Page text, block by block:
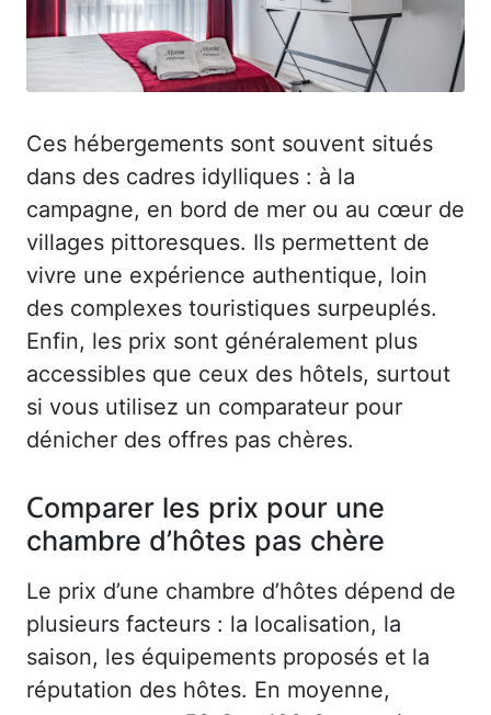
Ces hébergements sont souvent situés
dans des cadres idylliques : à la
campagne, en bord de mer ou au cœur de
villages pittoresques. Ils permettent de
vivre une expérience authentique, loin
des complexes touristiques surpeuplés.
Enfin, les prix sont généralement plus
accessibles que ceux des hôtels, surtout
si vous utilisez un comparateur pour
dénicher des offres pas chères.
Comparer les prix pour une
chambre d’hôtes pas chère
Le prix d’une chambre d’hôtes dépend de
plusieurs facteurs : la localisation, la
saison, les équipements proposés et la
réputation des hôtes. En moyenne,